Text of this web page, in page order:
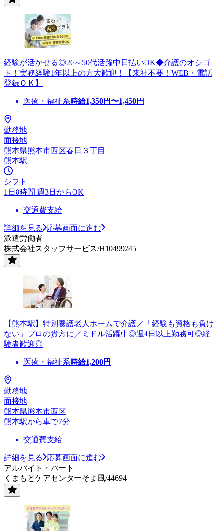
経験が活かせる◎20～50代活躍中日払いOK◆介護のオシゴ
ト！実務経験1年以上の方大歓迎！【来社不要！WEB・電話
登録ＯＫ】
医療・福祉系時給1,350円〜1,450円
勤務地
面接地
熊本県熊本市西区春日３丁目
熊本駅
シフト
1日8時間 週3日からOK
交通費支給
詳細を見る
応募画面に進む
派遣労働者
株式会社スタッフサービス/H10499245
【熊本駅】特別養護老人ホームで介護／「経験も資格も負け
ない」プロの貴方に／ミドル活躍中◎週4日以上勤務可◎経
験者歓迎◎
医療・福祉系時給1,200円
勤務地
面接地
熊本県熊本市西区
熊本駅から車で7分
交通費支給
詳細を見る
応募画面に進む
アルバイト・パート
くまもとケアセンターそよ風/44694